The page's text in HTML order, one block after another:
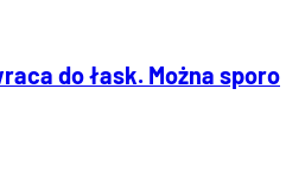
do łask. Można sporo